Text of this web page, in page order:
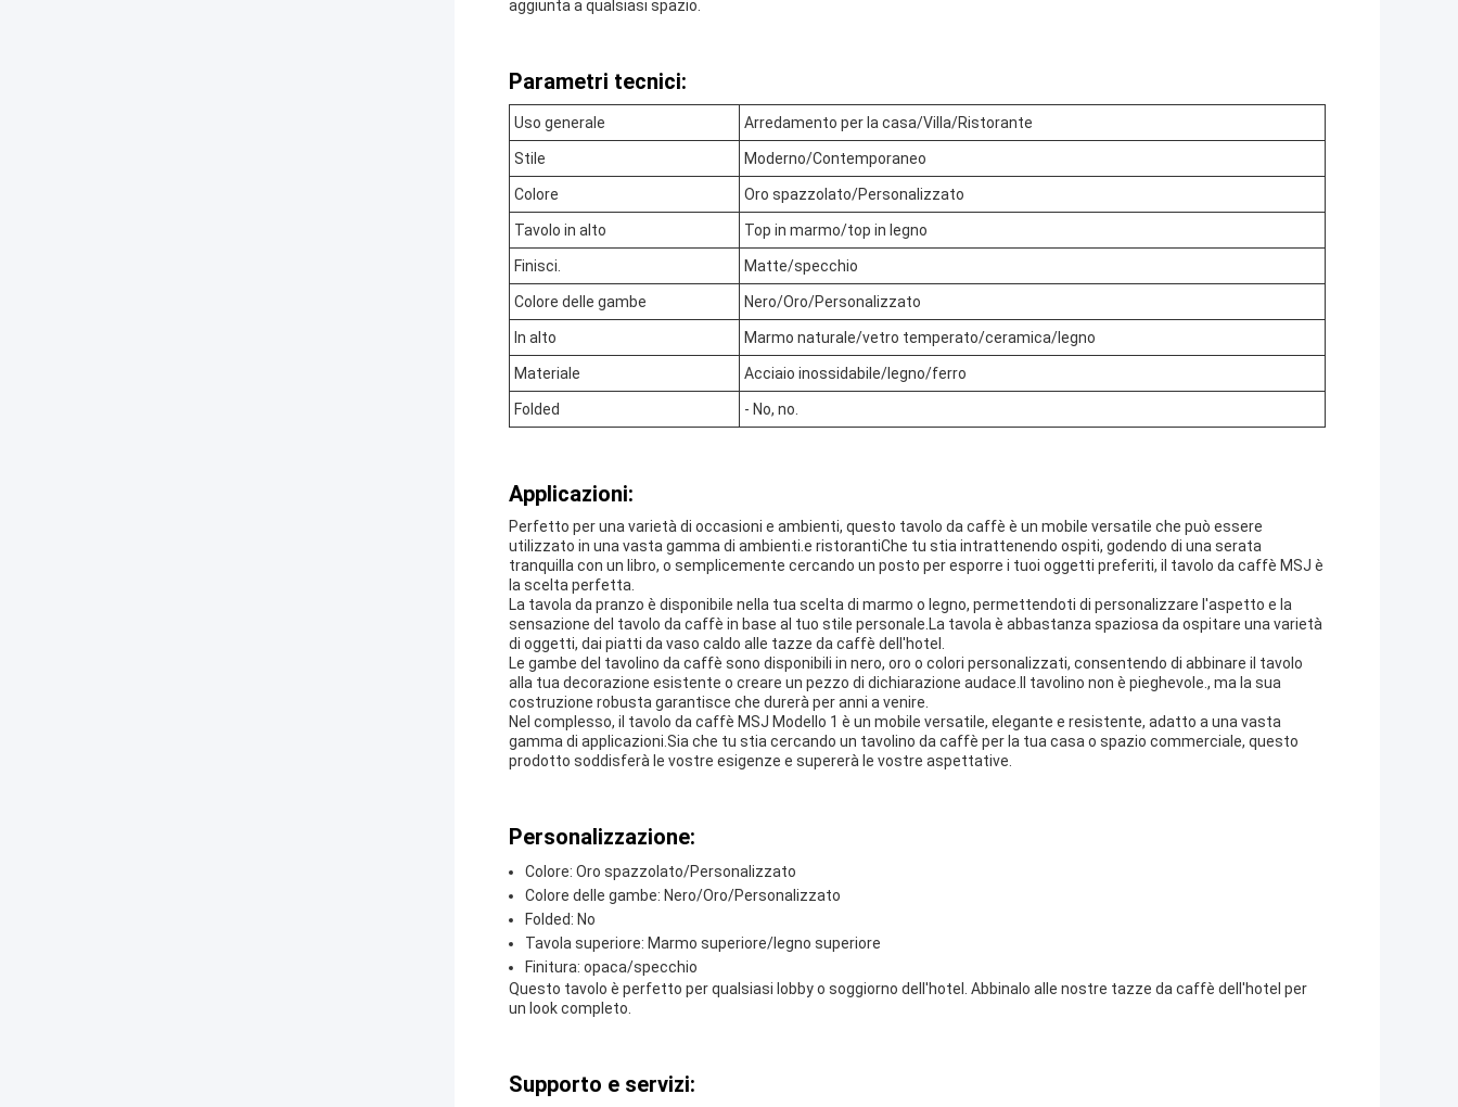
aggiunta a qualsiasi spazio.
Parametri tecnici:
Uso generale Arredamento per la casa/Villa/Ristorante
Stile Moderno/Contemporaneo
Colore Oro spazzolato/Personalizzato
Tavolo in alto Top in marmo/top in legno
Finisci. Matte/specchio
Colore delle gambe Nero/Oro/Personalizzato
In alto Marmo naturale/vetro temperato/ceramica/legno
Materiale Acciaio inossidabile/legno/ferro
Folded - No, no.
Applicazioni:
Perfetto per una varietà di occasioni e ambienti, questo tavolo da caffè è un mobile versatile che può essere
utilizzato in una vasta gamma di ambienti.e ristorantiChe tu stia intrattenendo ospiti, godendo di una serata
tranquilla con un libro, o semplicemente cercando un posto per esporre i tuoi oggetti preferiti, il tavolo da caffè MSJ è
la scelta perfetta.
La tavola da pranzo è disponibile nella tua scelta di marmo o legno, permettendoti di personalizzare l'aspetto e la
sensazione del tavolo da caffè in base al tuo stile personale.La tavola è abbastanza spaziosa da ospitare una varietà
di oggetti, dai piatti da vaso caldo alle tazze da caffè dell'hotel.
Le gambe del tavolino da caffè sono disponibili in nero, oro o colori personalizzati, consentendo di abbinare il tavolo
alla tua decorazione esistente o creare un pezzo di dichiarazione audace.Il tavolino non è pieghevole., ma la sua
costruzione robusta garantisce che durerà per anni a venire.
Nel complesso, il tavolo da caffè MSJ Modello 1 è un mobile versatile, elegante e resistente, adatto a una vasta
gamma di applicazioni.Sia che tu stia cercando un tavolino da caffè per la tua casa o spazio commerciale, questo
prodotto soddisferà le vostre esigenze e supererà le vostre aspettative.
Personalizzazione:
Colore: Oro spazzolato/Personalizzato
Colore delle gambe: Nero/Oro/Personalizzato
Folded: No
Tavola superiore: Marmo superiore/legno superiore
Finitura: opaca/specchio
Questo tavolo è perfetto per qualsiasi lobby o soggiorno dell'hotel. Abbinalo alle nostre tazze da caffè dell'hotel per
un look completo.
Supporto e servizi: